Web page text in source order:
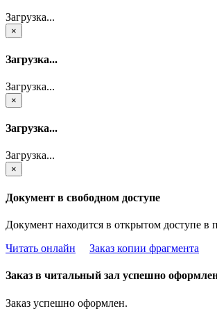
Загрузка...
×
Загрузка...
Загрузка...
×
Загрузка...
Загрузка...
×
Документ в свободном доступе
Документ находится в открытом доступе
Читать онлайн
Заказ копии фрагмента
Заказ в читальный зал успешно
Заказ успешно оформлен.